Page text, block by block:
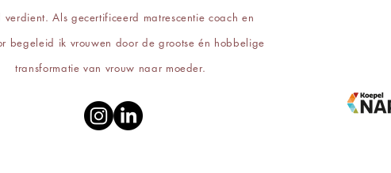
verdient. Als gecertificeerd matrescentie coach en
begeleid ik vrouwen door de grootse én hobbelige
transformatie van vrouw naar moeder.